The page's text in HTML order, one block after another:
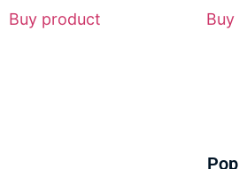
Buy product